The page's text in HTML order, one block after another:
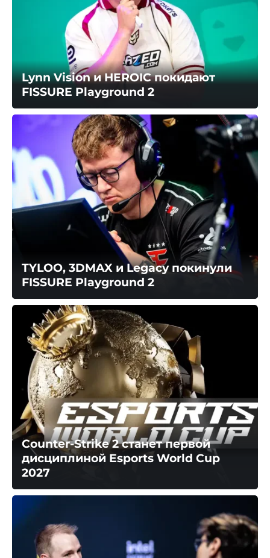
Lynn Vision и HEROIC покидают
FISSURE Playground 2
TYLOO, 3DMAX и Legacy покинули
FISSURE Playground 2
Counter-Strike 2 станет первой
дисциплиной Esports World Cup
2027